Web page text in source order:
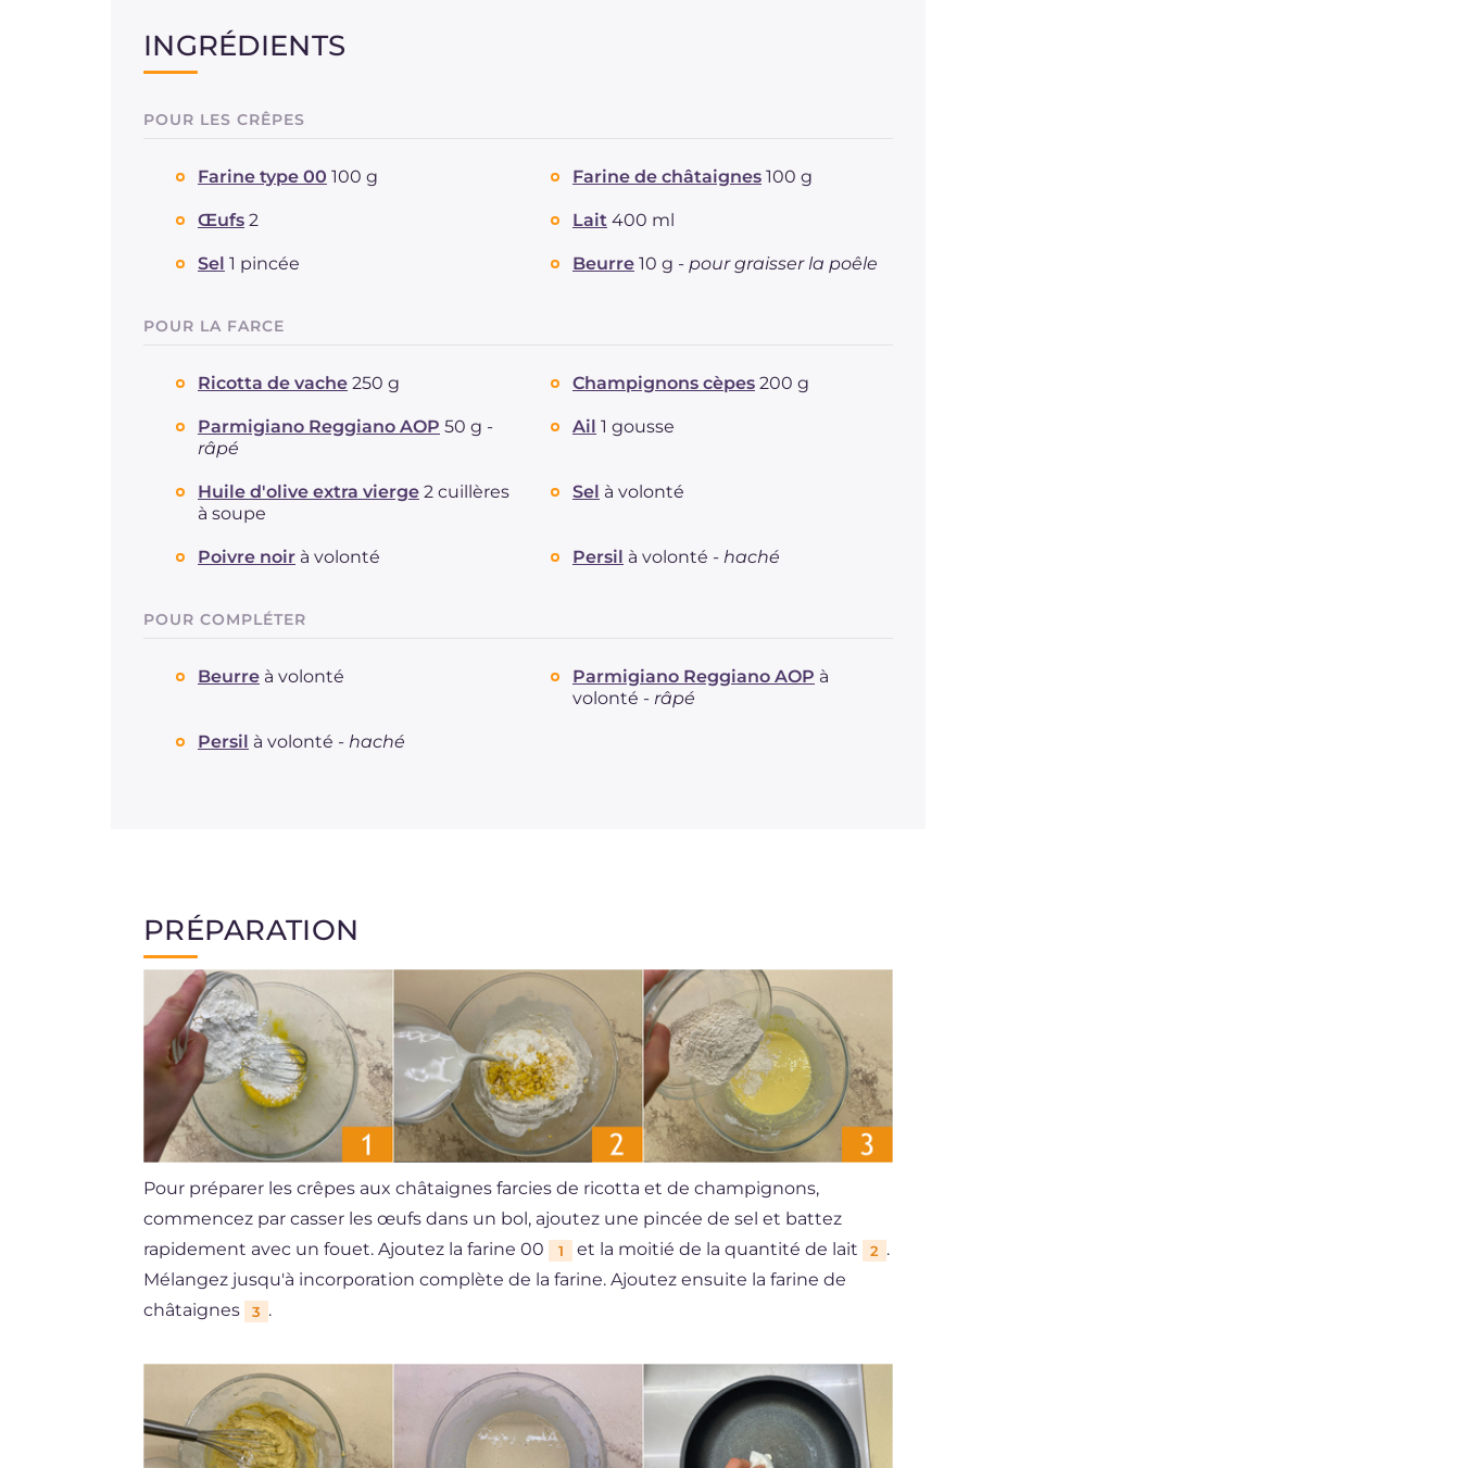
INGRÉDIENTS
POUR LES CRÊPES
Farine type 00 100 g Farine de châtaignes 100 g
Œufs 2 Lait 400 ml
Sel 1 pincée Beurre 10 g - pour graisser la poêle
POUR LA FARCE
Ricotta de vache 250 g Champignons cèpes 200 g
Parmigiano Reggiano AOP 50 g -
râpé
Ail 1 gousse
Huile d'olive extra vierge 2 cuillères
à soupe
Sel à volonté
Poivre noir à volonté Persil à volonté - haché
POUR COMPLÉTER
Beurre à volonté Parmigiano Reggiano AOP à
volonté - râpé
Persil à volonté - haché
PRÉPARATION
Pour préparer les crêpes aux châtaignes farcies de ricotta et de champignons,
commencez par casser les œufs dans un bol, ajoutez une pincée de sel et battez
rapidement avec un fouet. Ajoutez la farine 00
1 et la moitié de la quantité de lait 2 .
Mélangez jusqu'à incorporation complète de la farine. Ajoutez ensuite la farine de
châtaignes
3 .